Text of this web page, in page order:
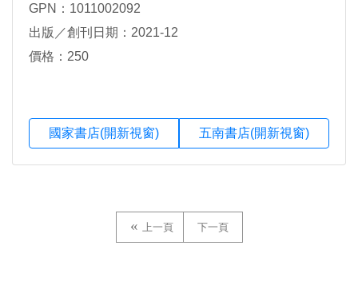
GPN：1011002092
出版／創刊日期：2021-12
價格：250
國家書店(開新視窗) 五南書店(開新視窗)
上一頁 下一頁